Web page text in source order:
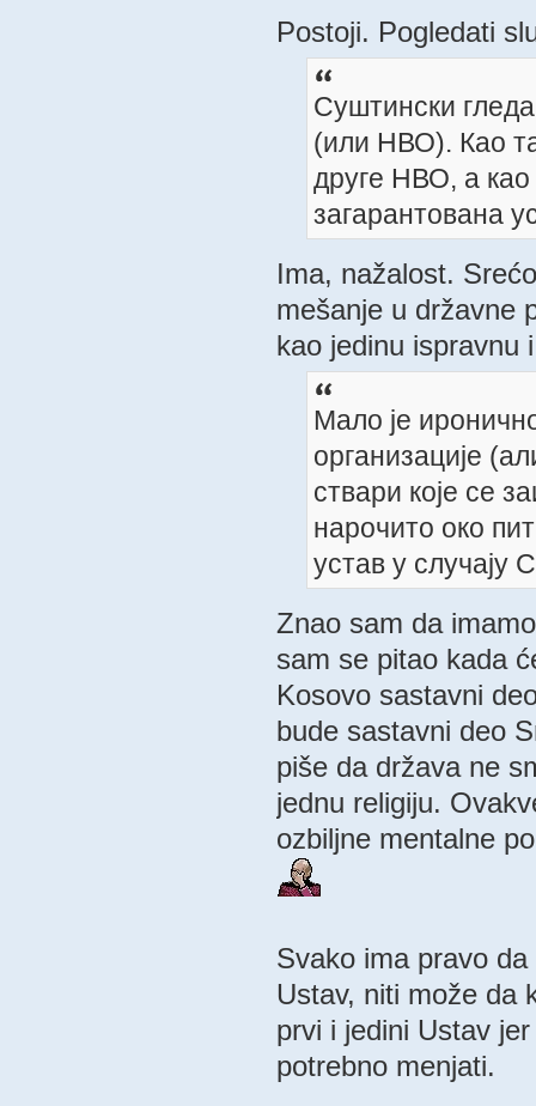
Postoji. Pogledati
Суштински
(или НВО). Као
друге НВО, а као
загарантована
Ima, nažalost.
mešanje u državne
kao jedinu ispravnu
Мало је
организације
ствари које се
нарочито око
устав у случају
Znao sam da
sam se pitao kada
Kosovo sastavni
bude sastavni deo
piše da država ne
jednu religiju.
ozbiljne mentalne
Svako ima pravo
Ustav, niti može da
prvi i jedini Ustav
potrebno menjati.